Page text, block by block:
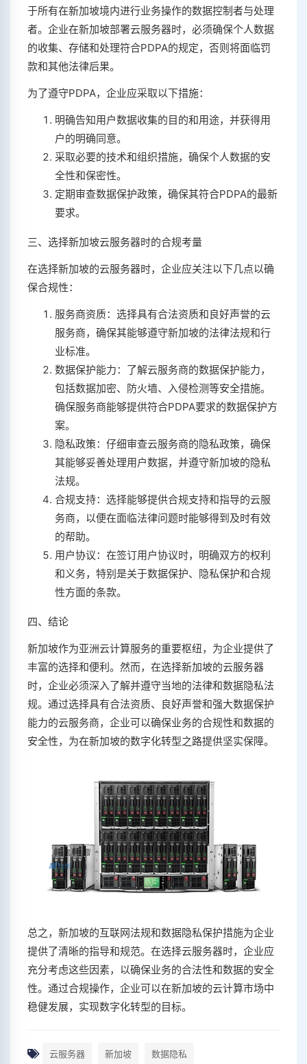
于所有在新加坡境内进行业务操作的数据控制者与处理
者。企业在新加坡部署云服务器时，必须确保个人数据
的收集、存储和处理符合PDPA的规定，否则将面临罚
款和其他法律后果。
为了遵守PDPA，企业应采取以下措施：
明确告知用户数据收集的目的和用途，并获得用
户的明确同意。
采取必要的技术和组织措施，确保个人数据的安
全性和保密性。
定期审查数据保护政策，确保其符合PDPA的最新
要求。
三、选择新加坡云服务器时的合规考量
在选择新加坡的云服务器时，企业应关注以下几点以确
保合规性：
服务商资质：选择具有合法资质和良好声誉的云
服务商，确保其能够遵守新加坡的法律法规和行
业标准。
数据保护能力：了解云服务商的数据保护能力，
包括数据加密、防火墙、入侵检测等安全措施。
确保服务商能够提供符合PDPA要求的数据保护方
案。
隐私政策：仔细审查云服务商的隐私政策，确保
其能够妥善处理用户数据，并遵守新加坡的隐私
法规。
合规支持：选择能够提供合规支持和指导的云服
务商，以便在面临法律问题时能够得到及时有效
的帮助。
用户协议：在签订用户协议时，明确双方的权利
和义务，特别是关于数据保护、隐私保护和合规
性方面的条款。
四、结论
新加坡作为亚洲云计算服务的重要枢纽，为企业提供了
丰富的选择和便利。然而，在选择新加坡的云服务器
时，企业必须深入了解并遵守当地的法律和数据隐私法
规。通过选择具有合法资质、良好声誉和强大数据保护
能力的云服务商，企业可以确保业务的合规性和数据的
安全性，为在新加坡的数字化转型之路提供坚实保障。
总之，新加坡的互联网法规和数据隐私保护措施为企业
提供了清晰的指导和规范。在选择云服务器时，企业应
充分考虑这些因素，以确保业务的合法性和数据的安全
性。通过合规操作，企业可以在新加坡的云计算市场中
稳健发展，实现数字化转型的目标。
云服务器 新加坡 数据隐私